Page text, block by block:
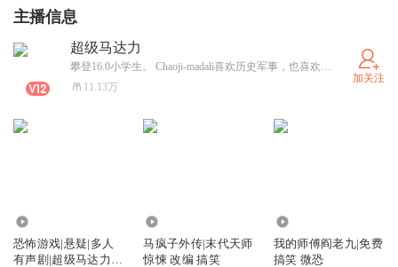
主播信息
超级马达力
攀登16.0小学生。 Chaoji-madali喜欢历史军事，也喜欢“枪爷”的恐怖漫画 听书锁屏也可以“点赞”哦！ 感谢打赏的朋友+XiMi团的帅哥美女们… 有声作品：【我的师傅阎老九】 【马疯子外传】 【粟裕传】 【陈赓传】 【CF之重回亮剑】
11.13万
加关注
恐怖游戏|悬疑|多人
有声剧|超级马达力演
马疯子外传|末代天师
惊悚 改编 搞笑
我的师傅阎老九|免费
搞笑 微恐